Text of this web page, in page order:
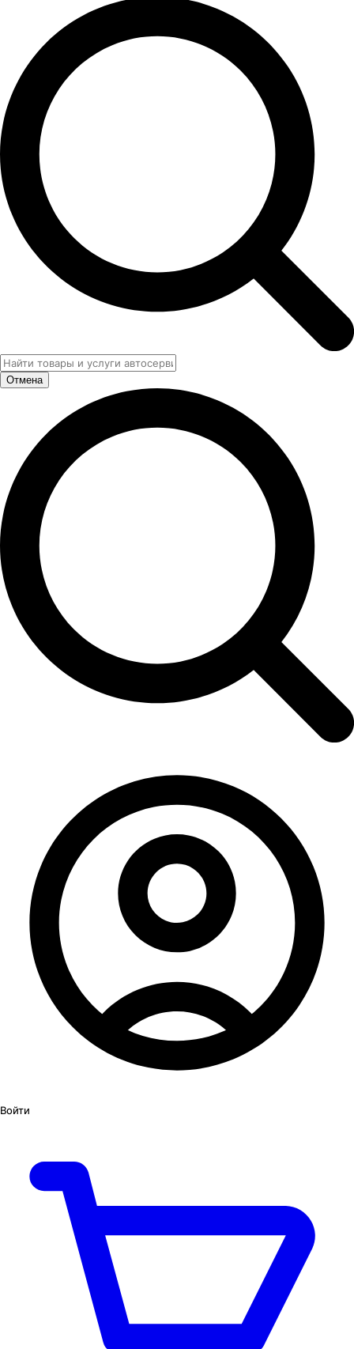
Отмена
Войти